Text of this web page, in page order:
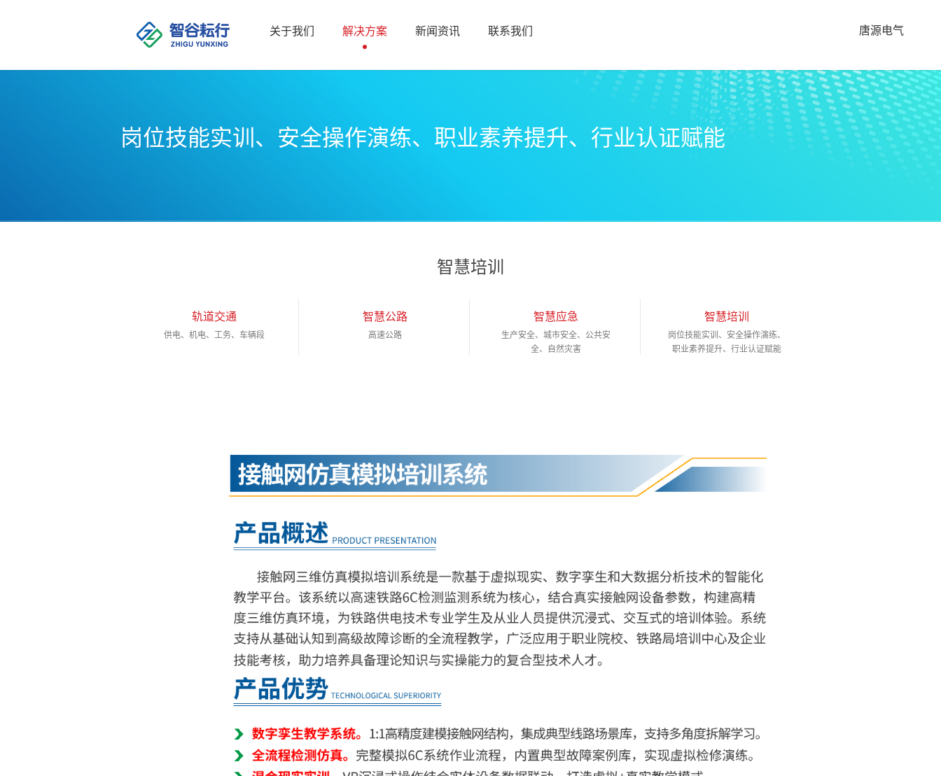
关于我们 解决方案 新闻资讯 联系我们 唐源电气
岗位技能实训、安全操作演练、职业素养提升、行业认证赋能
智慧培训
轨道交通
供电、机电、工务、车辆段
智慧公路
高速公路
智慧应急
生产安全、城市安全、公共安
全、自然灾害
智慧培训
岗位技能实训、安全操作演练、
职业素养提升、行业认证赋能